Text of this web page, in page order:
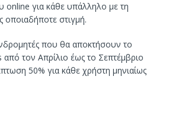
online για κάθε υπάλληλο με τη
οποιαδήποτε στιγμή.
που θα αποκτήσουν το
τον Απρίλιο έως το Σεπτέμβριο
50% για κάθε χρήστη μηνιαίως